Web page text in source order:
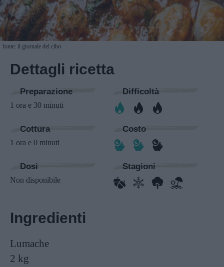
fonte: il giornale del cibo
Dettagli ricetta
Preparazione
1 ora e 30 minuti
Difficoltà
Cottura
1 ora e 0 minuti
Costo
Dosi
Non disponibile
Stagioni
Ingredienti
Lumache
2 kg